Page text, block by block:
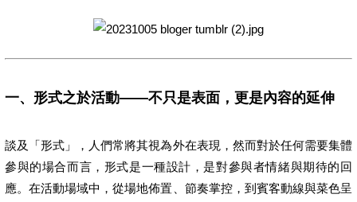
一、形式之於活動——不只是表面，更是內容的延伸
談及「形式」，人們常將其視為外在表現，然而對於任何需要集體
參與的場合而言，形式是一種設計，是對參與者情緒與期待的回
應。在活動場域中，從場地佈置、節奏掌控，到賓客動線與菜色呈